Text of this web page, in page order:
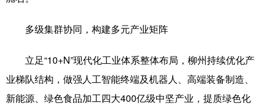
多级集群协同，构建多元产业矩阵
立足“10+N”现代化工业体系整体布局，柳州持续优化产
业梯队结构，做强人工智能终端及机器人、高端装备制造、
新能源、绿色食品加工四大400亿级中坚产业，提质绿色化